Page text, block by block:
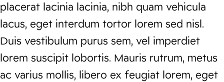
placerat lacinia lacinia, nibh quam vehicula
lacus, eget interdum tortor lorem sed nisl.
Duis vestibulum purus sem, vel imperdiet
lorem suscipit lobortis. Mauris rutrum, metus
ac varius mollis, libero ex feugiat lorem, eget